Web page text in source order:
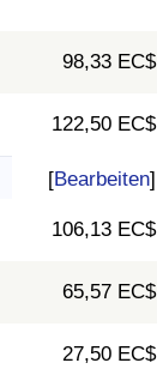
98,33 EC$
122,50 EC$
[Bearbeiten]
106,13 EC$
65,57 EC$
27,50 EC$